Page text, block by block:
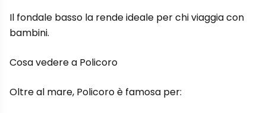
Il fondale basso la rende ideale per chi viaggia con
bambini.
Cosa vedere a Policoro
Oltre al mare, Policoro è famosa per: